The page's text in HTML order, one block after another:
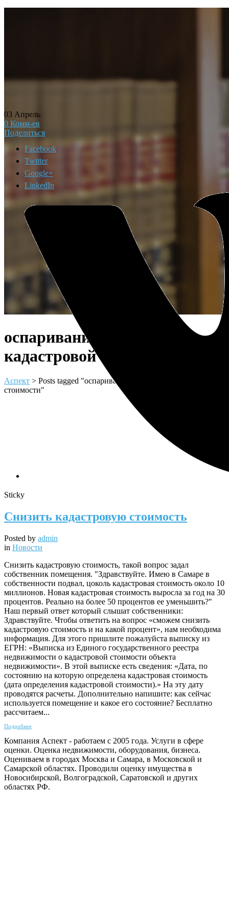
оспаривание снижение
кадастровой стоимости Tag
Аспект > Posts tagged "оспаривание снижение кадастровой
стоимости"
03 Апрель
0 Комм-ев
Поделиться
Facebook
Twitter
Google+
LinkedIn
Sticky
Снизить кадастровую стоимость
Posted by admin
in Новости
Снизить кадастровую стоимость, такой вопрос задал
собственник помещения. "Здравствуйте. Имею в Самаре в
собственности подвал, цоколь кадастровая стоимость около 10
миллионов. Новая кадастровая стоимость выросла за год на 30
процентов. Реально на более 50 процентов ее уменьшить?"
Наш первый ответ который слышат собственники:
Здравствуйте. Чтобы ответить на вопрос «сможем снизить
кадастровую стоимость и на какой процент», нам необходима
информация. Для этого пришлите пожалуйста выписку из
ЕГРН: «Выписка из Единого государственного реестра
недвижимости о кадастровой стоимости объекта
недвижимости». В этой выписке есть сведения: «Дата, по
состоянию на которую определена кадастровая стоимость
(дата определения кадастровой стоимости).» На эту дату
проводятся расчеты. Дополнительно напишите: как сейчас
используется помещение и какое его состояние? Бесплатно
рассчитаем...
Подробнее
Компания Аспект - работаем с 2005 года. Услуги в сфере
оценки. Оценка недвижимости, оборудования, бизнеса.
Оцениваем в городах Москва и Самара, в Московской и
Самарской областях. Проводили оценку имущества в
Новосибирской, Волгоградской, Саратовской и других
областях РФ.